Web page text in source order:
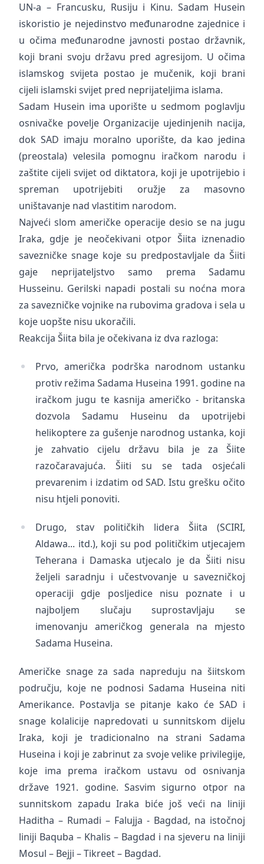
UN-a – Francusku, Rusiju i Kinu. Sadam Husein
iskoristio je nejedinstvo međunarodne zajednice i
u očima međunarodne javnosti postao državnik,
koji brani svoju državu pred agresijom. U očima
islamskog svijeta postao je mučenik, koji brani
cijeli islamski svijet pred neprijateljima islama.
Sadam Husein ima uporište u sedmom poglavlju
osnivačke povelje Organizacije ujedinjenih nacija,
dok SAD imaju moralno uporište, da kao jedina
(preostala) velesila pomognu iračkom narodu i
zaštite cijeli svijet od diktatora, koji je upotrijebio i
spreman upotrijebiti oružje za masovno
uništavanje nad vlastitim narodom.
Najveći slom američke operacije desio se na jugu
Iraka, gdje je neočekivani otpor Šiita iznenadio
savezničke snage koje su predpostavljale da Šiiti
gaje neprijateljstvo samo prema Sadamu
Husseinu. Gerilski napadi postali su noćna mora
za savezničke vojnike na rubovima gradova i sela u
koje uopšte nisu ukoračili.
Reakcija Šiita bila je očekivana iz dva razloga:
Prvo, američka podrška narodnom ustanku
protiv režima Sadama Huseina 1991. godine na
iračkom jugu te kasnija američko - britanska
dozvola Sadamu Huseinu da upotrijebi
helikoptere za gušenje narodnog ustanka, koji
je zahvatio cijelu državu bila je za Šiite
razočaravajuća. Šiiti su se tada osjećali
prevarenim i izdatim od SAD. Istu grešku očito
nisu htjeli ponoviti.
Drugo, stav političkih lidera Šiita (SCIRI,
Aldawa... itd.), koji su pod političkim utjecajem
Teherana i Damaska utjecalo je da Šiiti nisu
željeli saradnju i učestvovanje u savezničkoj
operaciji gdje posljedice nisu poznate i u
najboljem slučaju suprostavljaju se
imenovanju američkog generala na mjesto
Sadama Huseina.
Američke snage za sada napreduju na šiitskom
području, koje ne podnosi Sadama Huseina niti
Amerikance. Postavlja se pitanje kako će SAD i
snage kolalicije napredovati u sunnitskom dijelu
Iraka, koji je tradicionalno na strani Sadama
Huseina i koji je zabrinut za svoje velike privilegije,
koje ima prema iračkom ustavu od osnivanja
države 1921. godine. Sasvim sigurno otpor na
sunnitskom zapadu Iraka biće još veći na liniji
Haditha – Rumadi – Falujja - Bagdad, na istočnoj
liniji Baquba – Khalis – Bagdad i na sjeveru na liniji
Mosul – Bejji – Tikreet – Bagdad.